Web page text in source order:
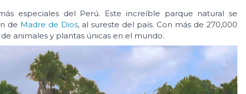
especiales del Perú. Este increíble parque natural se
de Madre de Dios, al sureste del país. Con más de 270,000
animales y plantas únicas en el mundo.